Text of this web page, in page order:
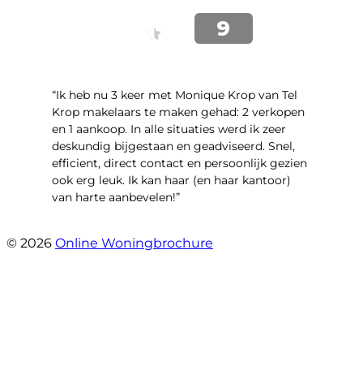
“Ik heb nu 3 keer met Monique Krop van Tel
Krop makelaars te maken gehad: 2 verkopen
en 1 aankoop. In alle situaties werd ik zeer
deskundig bijgestaan en geadviseerd. Snel,
efficient, direct contact en persoonlijk gezien
ook erg leuk. Ik kan haar (en haar kantoor)
van harte aanbevelen!”
© 2026 Online Woningbrochure